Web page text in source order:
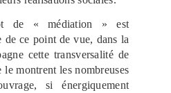
de « médiation » est
de ce point de vue, dans la
cette transversalité de
montrent les nombreuses
si énergiquement